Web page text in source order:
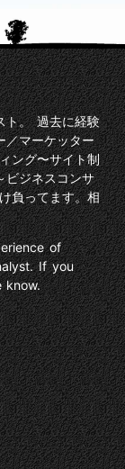
ト。 過去に経験
／マーケッター
ング〜サイト制
ビジネスコンサ
負ってます。相
of
If you
know.